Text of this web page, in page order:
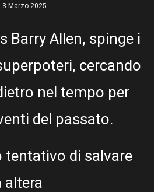
3 Marzo 2025
Barry Allen, spinge i
cercando
nel tempo per
del passato.
tentativo di salvare
altera